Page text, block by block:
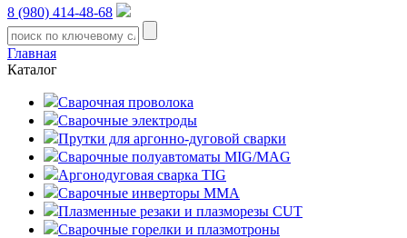
8 (980) 414-48-68
Главная
Каталог
Сварочная проволока
Сварочные электроды
Прутки для аргонно-дуговой сварки
Сварочные полуавтоматы MIG/MAG
Аргонодуговая сварка TIG
Сварочные инверторы MMA
Плазменные резаки и плазморезы CUT
Сварочные горелки и плазмотроны